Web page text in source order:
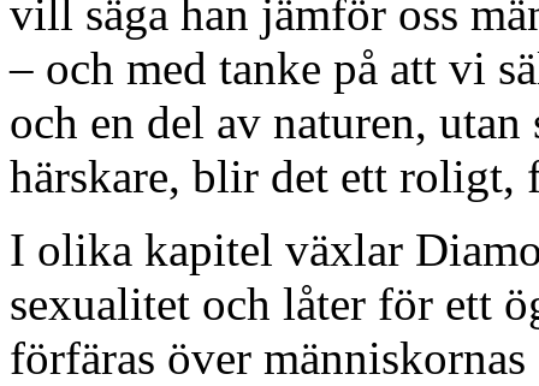
vill säga han jämför oss
– och med tanke på att vi
och en del av naturen,
härskare, blir det ett roligt,
I olika kapitel växlar
sexualitet och låter för ett
förfäras över